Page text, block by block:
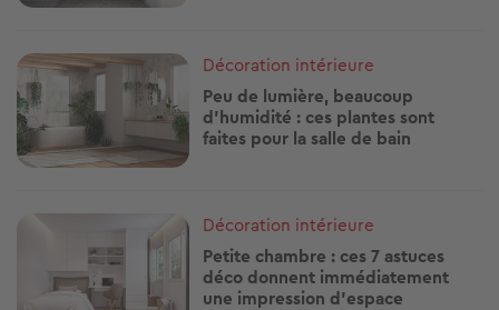
Image
Décoration intérieure
Peu de lumière, beaucoup
d’humidité : ces plantes sont
faites pour la salle de bain
Décoration intérieure
Petite chambre : ces 7 astuces
déco donnent immédiatement
une impression d’espace